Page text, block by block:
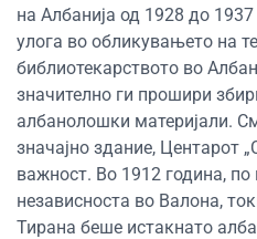
на Албанија од 1928 до
улога во обликувањето на
библиотекарството во
значително ги прошири
албанолошки материјали.
значајно здание, Центарот
важност. Во 1912 година,
независноста во Валона,
Тирана беше истакнато